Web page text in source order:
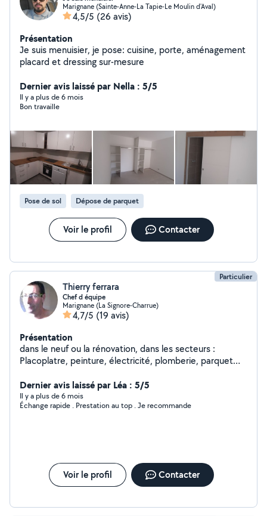
Marignane (Sainte-Anne-La Tapie-Le Moulin d'Aval)
4,5/5 (26 avis)
Présentation
Je suis menuisier, je pose: cuisine, porte, aménagement
placard et dressing sur-mesure
Dernier avis laissé par Nella : 5/5
Il y a plus de 6 mois
Bon travaille
Pose de sol Dépose de parquet
Voir le profil Contacter
Particulier
Thierry ferrara
Chef d équipe
Marignane (La Signore-Charrue)
4,7/5 (19 avis)
Présentation
dans le neuf ou la rénovation, dans les secteurs :
Placoplatre, peinture, électricité, plomberie, parquet
week-end celons vos besoins et disponibilités
Dernier avis laissé par Léa : 5/5
Il y a plus de 6 mois
Échange rapide . Prestation au top . Je recommande
Voir le profil Contacter